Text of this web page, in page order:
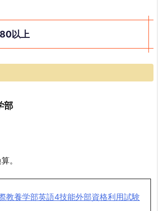
以上
部
。
教養学部英語4技能外部資格利用試験